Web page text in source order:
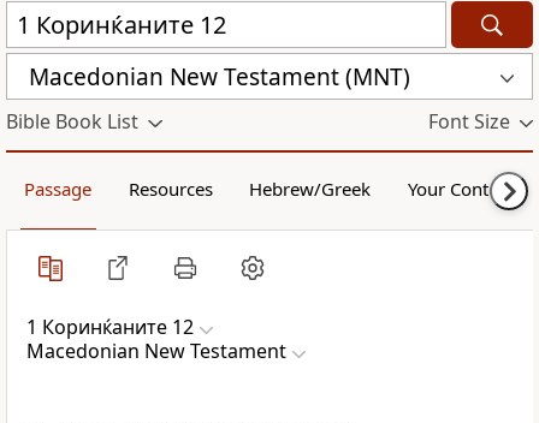
Macedonian New Testament (MNT)
Bible Book List Font Size
Passage Resources Hebrew/Greek Your Content
1 Коринќаните 12
Macedonian New Testament